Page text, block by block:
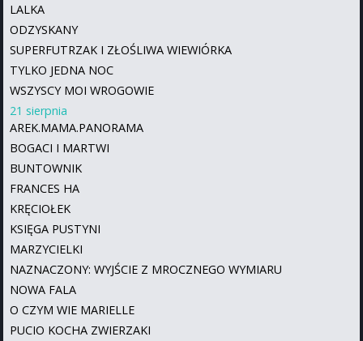
LALKA
ODZYSKANY
SUPERFUTRZAK I ZŁOŚLIWA WIEWIÓRKA
TYLKO JEDNA NOC
WSZYSCY MOI WROGOWIE
21 sierpnia
AREK.MAMA.PANORAMA
BOGACI I MARTWI
BUNTOWNIK
FRANCES HA
KRĘCIOŁEK
KSIĘGA PUSTYNI
MARZYCIELKI
NAZNACZONY: WYJŚCIE Z MROCZNEGO WYMIARU
NOWA FALA
O CZYM WIE MARIELLE
PUCIO KOCHA ZWIERZAKI